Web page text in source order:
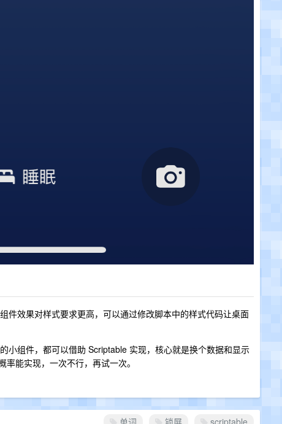
件效果对样式要求更高，可以通过修改脚本中的样式代码让桌面
小组件，都可以借助 Scriptable 实现，核心就是换个数据和显示
能实现，一次不行，再试一次。
单词 锁屏 scriptable